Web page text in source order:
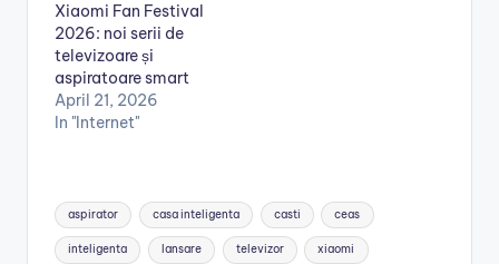
Xiaomi Fan Festival
2026: noi serii de
televizoare și
aspiratoare smart
April 21, 2026
In "Internet"
Tags:
aspirator casa inteligenta casti ceas
inteligenta lansare televizor xiaomi